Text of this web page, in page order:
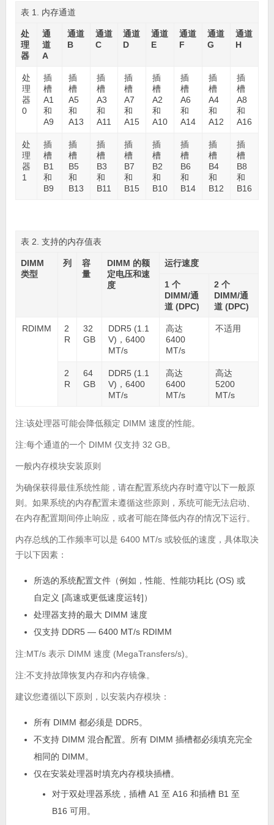
表 1. 内存通道
处
理
器
通
道
A
通道
B
通道
C
通道
D
通道
E
通道
F
通道
G
通道
H
处
理
器
0
插
槽
A1
和
A9
插
槽
A5
和
A13
插
槽
A3
和
A11
插
槽
A7
和
A15
插
槽
A2
和
A10
插
槽
A6
和
A14
插
槽
A4
和
A12
插
槽
A8
和
A16
处
理
器
1
插
槽
B1
和
B9
插
槽
B5
和
B13
插
槽
B3
和
B11
插
槽
B7
和
B15
插
槽
B2
和
B10
插
槽
B6
和
B14
插
槽
B4
和
B12
插
槽
B8
和
B16
表 2. 支持的内存值表
DIMM
类型
列
容
量
DIMM 的额
定电压和速
度
运行速度
1 个
DIMM/通
道 (DPC)
2 个
DIMM/通
道 (DPC)
RDIMM
2
R
32
GB
DDR5 (1.1
V)，6400
MT/s
高达
6400
MT/s
不适用
2
R
64
GB
DDR5 (1.1
V)，6400
MT/s
高达
6400
MT/s
高达
5200
MT/s
注:该处理器可能会降低额定 DIMM 速度的性能。
注:每个通道的一个 DIMM 仅支持 32 GB。
一般内存模块安装原则
为确保获得最佳系统性能，请在配置系统内存时遵守以下一般原
则。如果系统的内存配置未遵循这些原则，系统可能无法启动、
在内存配置期间停止响应，或者可能在降低内存的情况下运行。
内存总线的工作频率可以是 6400 MT/s 或较低的速度，具体取决
于以下因素：
所选的系统配置文件（例如，性能、性能功耗比 (OS) 或
自定义 [高速或更低速度运转]）
处理器支持的最大 DIMM 速度
仅支持 DDR5 — 6400 MT/s RDIMM
注:MT/s 表示 DIMM 速度 (MegaTransfers/s)。
注:不支持故障恢复内存和内存镜像。
建议您遵循以下原则，以安装内存模块：
所有 DIMM 都必须是 DDR5。
不支持 DIMM 混合配置。所有 DIMM 插槽都必须填充完全
相同的 DIMM。
仅在安装处理器时填充内存模块插槽。
对于双处理器系统，插槽 A1 至 A16 和插槽 B1 至
B16 可用。